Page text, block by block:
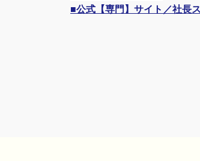
■公式【専門】サイト／社長